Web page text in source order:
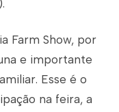
Farm Show, por
e importante
Esse é o
na feira, a